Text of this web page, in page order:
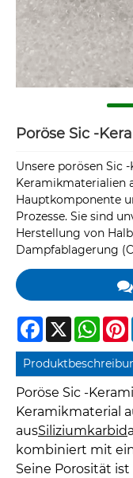
Poröse Sic -
Unsere porösen Sic
Keramikmaterialien
Hauptkomponente
Prozesse. Sie sind
Herstellung von
Dampfablagerung
Facebook
X
Poröse Sic -
Keramikmaterial
ausSiliziumkarbid
kombiniert mit
Seine Porosität